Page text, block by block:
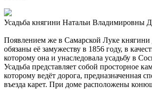
Усадьба княгини Натальи Владимировны
Появлением же в Самарской Луке
обязаны её замужеству в 1856 году, в
которому она и унаследовала усадьбу в
Усадьба представляет собой просторное
которому ведёт дорога, предназначенная
въезда карет. При доме расположены